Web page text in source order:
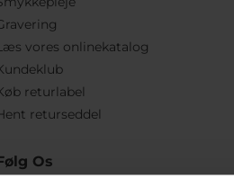
vores onlinekatalog
returlabel
returseddel
Os